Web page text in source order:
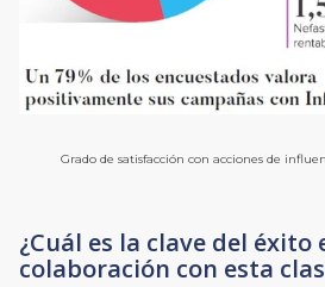
Grado de satisfacción con acciones de
¿Cuál es la clave del éxito
colaboración con esta